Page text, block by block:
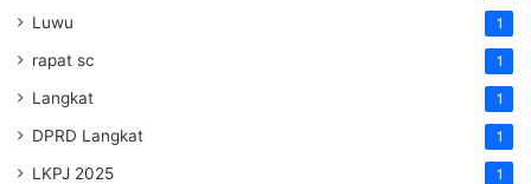
Luwu 1
rapat sc 1
Langkat 1
DPRD Langkat 1
LKPJ 2025 1